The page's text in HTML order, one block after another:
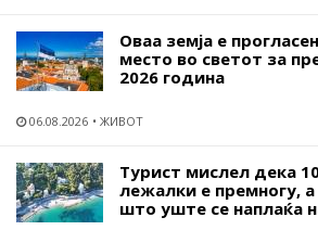
Оваа земја е
место во светот за
2026 година
06.08.2026 ЖИВОТ
Турист мислел дека
лежалки е премногу,
што уште се наплаќа